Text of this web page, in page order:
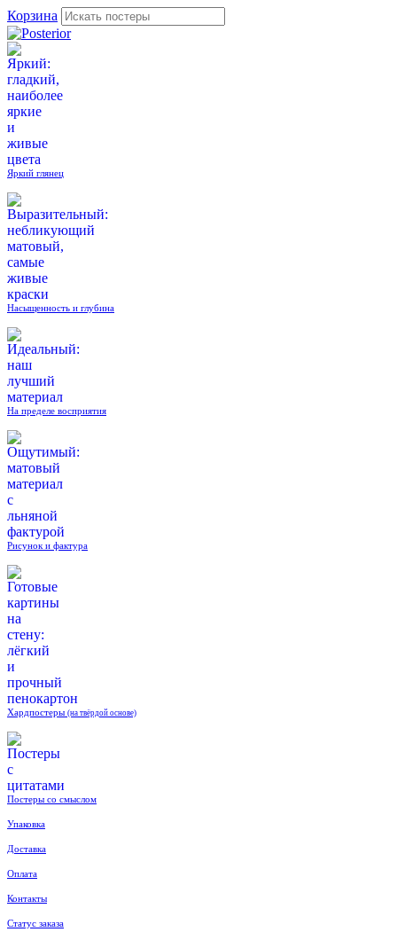
Корзина
Яркий глянец
Насыщенность и глубина
На пределе восприятия
Рисунок и фактура
Хардпостеры (на твёрдой основе)
Постеры со смыслом
Упаковка
Доставка
Оплата
Контакты
Статус заказа